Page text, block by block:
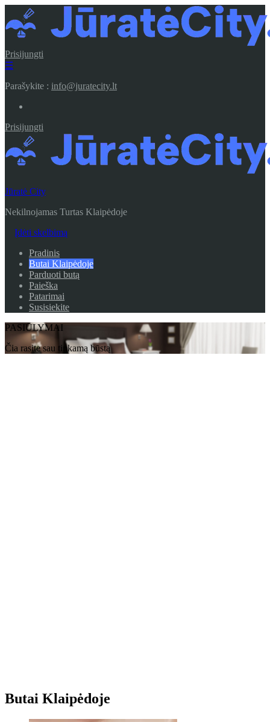
Prisijungti
☰
Parašykite : info@juratecity.lt
Prisijungti
Jūratė City
Nekilnojamas Turtas Klaipėdoje
Įdėti skelbimą
Pradinis
Butai Klaipėdoje
Parduoti butą
Paieška
Patarimai
Susisiekite
PASIŪLYMAI
Čia rasite sau tinkamą būstą
Butai Klaipėdoje